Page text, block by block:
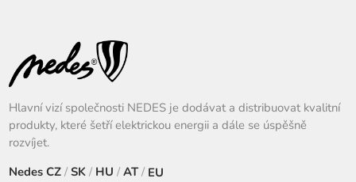
Hlavní vizí společnosti NEDES je dodávat a distribuovat kvalitní
produkty, které šetří elektrickou energii a dále se úspěšně
rozvíjet.
NedesCZ/SK/HU /AT/ EU